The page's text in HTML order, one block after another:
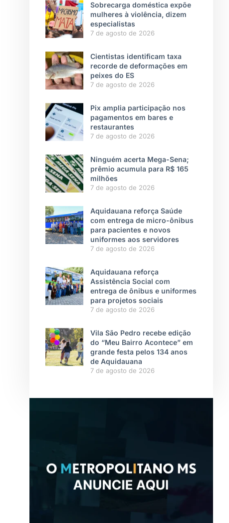
Sobrecarga doméstica expõe
mulheres à violência, dizem
especialistas
7 de agosto de 2026
Cientistas identificam taxa
recorde de deformações em
peixes do ES
7 de agosto de 2026
Pix amplia participação nos
pagamentos em bares e
restaurantes
7 de agosto de 2026
Ninguém acerta Mega-Sena;
prêmio acumula para R$ 165
milhões
7 de agosto de 2026
Aquidauana reforça Saúde
com entrega de micro-ônibus
para pacientes e novos
uniformes aos servidores
7 de agosto de 2026
Aquidauana reforça
Assistência Social com
entrega de ônibus e uniformes
para projetos sociais
7 de agosto de 2026
Vila São Pedro recebe edição
do “Meu Bairro Acontece” em
grande festa pelos 134 anos
de Aquidauana
7 de agosto de 2026